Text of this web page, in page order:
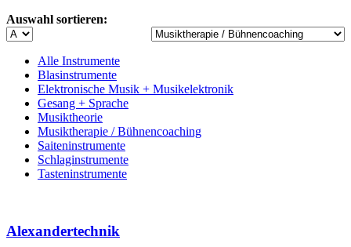
Auswahl sortieren:
Alle Instrumente
Blasinstrumente
Elektronische Musik + Musikelektronik
Gesang + Sprache
Musiktheorie
Musiktherapie / Bühnencoaching
Saiteninstrumente
Schlaginstrumente
Tasteninstrumente
Alexandertechnik